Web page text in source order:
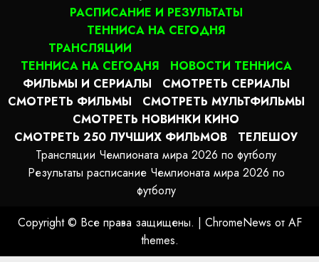
РАСПИСАНИЕ И РЕЗУЛЬТАТЫ
ТЕННИСА НА СЕГОДНЯ
ТРАНСЛЯЦИИ
ТЕННИСА НА СЕГОДНЯ
НОВОСТИ ТЕННИСА
ФИЛЬМЫ И СЕРИАЛЫ
СМОТРЕТЬ СЕРИАЛЫ
СМОТРЕТЬ ФИЛЬМЫ
СМОТРЕТЬ МУЛЬТФИЛЬМЫ
СМОТРЕТЬ НОВИНКИ КИНО
СМОТРЕТЬ 250 ЛУЧШИХ ФИЛЬМОВ
ТЕЛЕШОУ
Трансляции Чемпионата мира 2026 по футболу
Результаты расписание Чемпионата мира 2026 по
футболу
Copyright © Все права защищены. | ChromeNews от AF
themes.